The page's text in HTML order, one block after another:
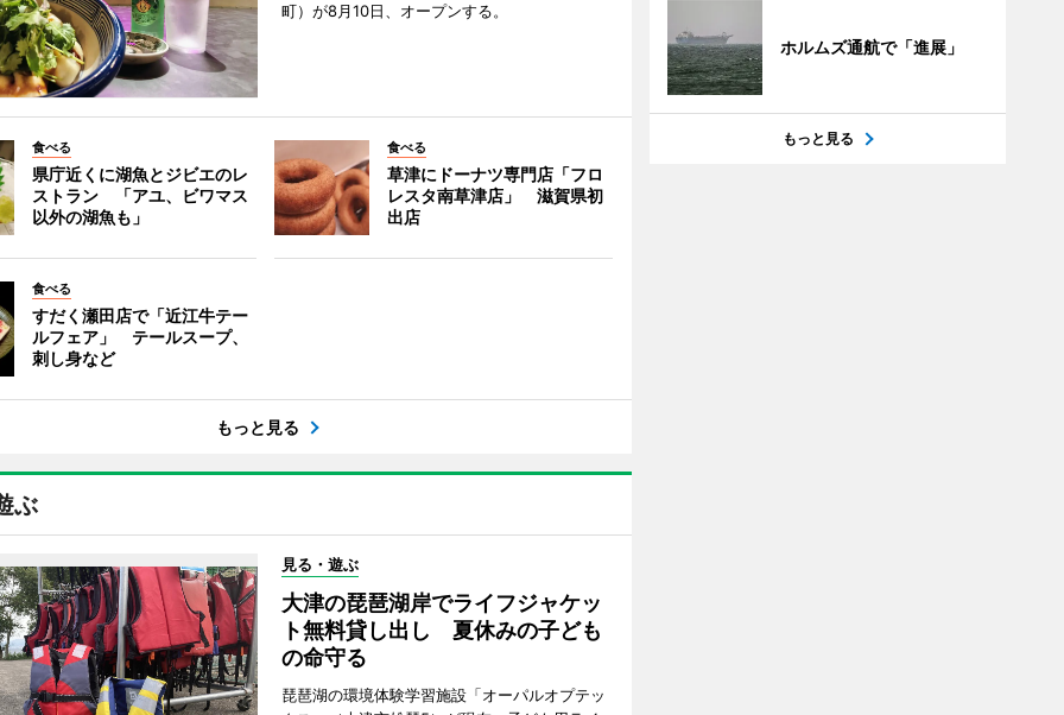
町）が8月10日、オープンする。
食べる
県庁近くに湖魚とジビエのレ
ストラン 「アユ、ビワマス
以外の湖魚も」
食べる
草津にドーナツ専門店「フロ
レスタ南草津店」 滋賀県初
出店
食べる
すだく瀬田店で「近江牛テー
ルフェア」 テールスープ、
刺し身など
もっと見る
ぶ
見る・遊ぶ
大津の琵琶湖岸でライフジャケッ
ト無料貸し出し 夏休みの子ども
の命守る
琵琶湖の環境体験学習施設「オーパルオプテッ
ホルムズ通航で「進展」
もっと見る